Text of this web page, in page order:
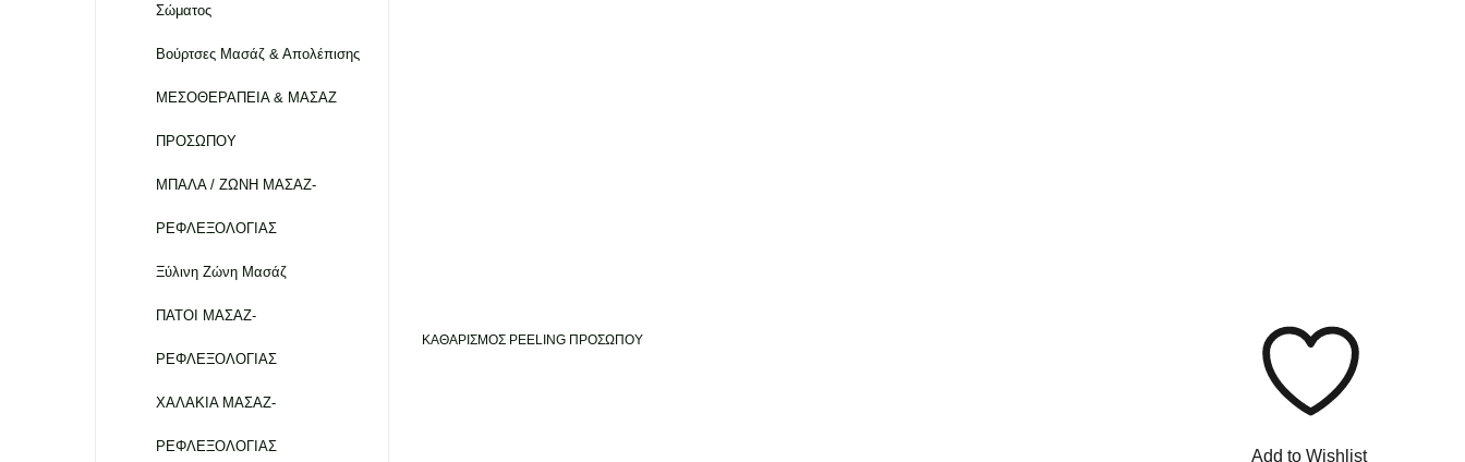
Σώματος
Βούρτσες Μασάζ & Απολέπισης
ΜΕΣΟΘΕΡΑΠΕΙΑ & ΜΑΣΑΖ
ΠΡΟΣΩΠΟΥ
ΜΠΑΛΑ / ΖΩΝΗ ΜΑΣΑΖ-
ΡΕΦΛΕΞΟΛΟΓΙΑΣ
Ξύλινη Ζώνη Μασάζ
ΠΑΤΟΙ ΜΑΣΑΖ-
ΡΕΦΛΕΞΟΛΟΓΙΑΣ
ΧΑΛΑΚΙΑ ΜΑΣΑΖ-
ΡΕΦΛΕΞΟΛΟΓΙΑΣ
ΚΑΘΑΡΙΣΜΟΣ PEELING ΠΡΟΣΩΠΟΥ
Add to Wishlist